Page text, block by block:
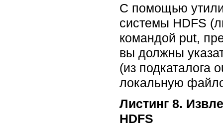
С помощью
системы HDFS
командой put,
вы должны
(из подкаталога
локальную
Листинг 8.
HDFS